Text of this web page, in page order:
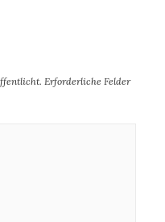
Erforderliche Felder